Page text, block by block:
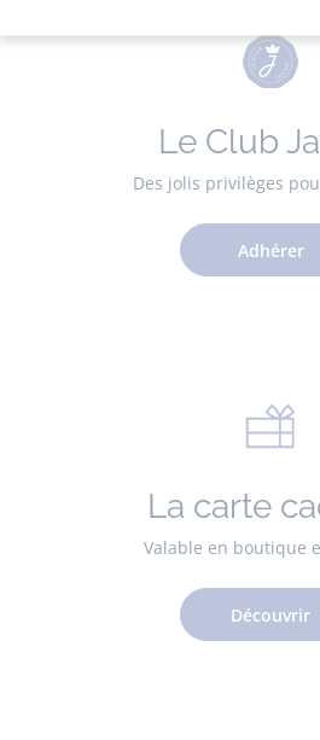
Le Club
Des jolis privilèges
Adhérer
La carte
Valable en boutique
Découvrir